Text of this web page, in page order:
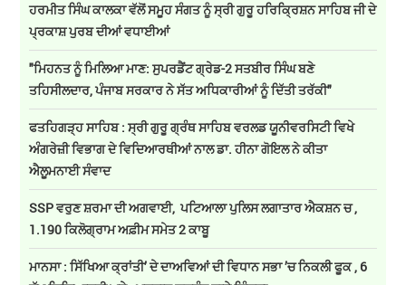
ਹਰਮੀਤ ਸਿੰਘ ਕਾਲਕਾ ਵੱਲੋਂ ਸਮੂਹ ਸੰਗਤ ਨੂੰ ਸ੍ਰੀ ਗੁਰੂ ਹਰਿਕ੍ਰਿਸ਼ਨ ਸਾਹਿਬ ਜੀ ਦੇ
ਪ੍ਰਕਾਸ਼ ਪੁਰਬ ਦੀਆਂ ਵਧਾਈਆਂ
"ਮਿਹਨਤ ਨੂੰ ਮਿਲਿਆ ਮਾਣ: ਸੁਪਰਡੈਂਟ ਗ੍ਰੇਡ-2 ਸਤਬੀਰ ਸਿੰਘ ਬਣੇ
ਤਹਿਸੀਲਦਾਰ, ਪੰਜਾਬ ਸਰਕਾਰ ਨੇ ਸੱਤ ਅਧਿਕਾਰੀਆਂ ਨੂੰ ਦਿੱਤੀ ਤਰੱਕੀ"
ਫਤਹਿਗੜ੍ਹ ਸਾਹਿਬ : ਸ੍ਰੀ ਗੁਰੂ ਗ੍ਰੰਥ ਸਾਹਿਬ ਵਰਲਡ ਯੂਨੀਵਰਸਿਟੀ ਵਿਖੇ
ਅੰਗਰੇਜ਼ੀ ਵਿਭਾਗ ਦੇ ਵਿਦਿਆਰਥੀਆਂ ਨਾਲ ਡਾ. ਹੀਨਾ ਗੋਇਲ ਨੇ ਕੀਤਾ
ਐਲੂਮਨਾਈ ਸੰਵਾਦ
SSP ਵਰੁਣ ਸ਼ਰਮਾ ਦੀ ਅਗਵਾਈ, ਪਟਿਆਲਾ ਪੁਲਿਸ ਲਗਾਤਾਰ ਐਕਸ਼ਨ ਚ ,
1.190 ਕਿਲੋਗ੍ਰਾਮ ਅਫ਼ੀਮ ਸਮੇਤ 2 ਕਾਬੂ
ਮਾਨਸਾ : ਸਿੱਖਿਆ ਕ੍ਰਾਂਤੀ’ ਦੇ ਦਾਅਵਿਆਂ ਦੀ ਵਿਧਾਨ ਸਭਾ ’ਚ ਨਿਕਲੀ ਫੂਕ , 6